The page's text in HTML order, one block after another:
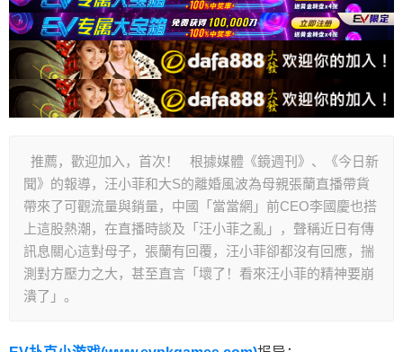
推薦，歡迎加入，首次！ 根據媒體《鏡週刊》、《今日新
聞》的報導，汪小菲和大S的離婚風波為母親張蘭直播帶貨
帶來了可觀流量與銷量，中國「當當網」前CEO李國慶也搭
上這股熱潮，在直播時談及「汪小菲之亂」，聲稱近日有傳
訊息關心這對母子，張蘭有回覆，汪小菲卻都沒有回應，揣
測對方壓力之大，甚至直言「壞了！看來汪小菲的精神要崩
潰了」。